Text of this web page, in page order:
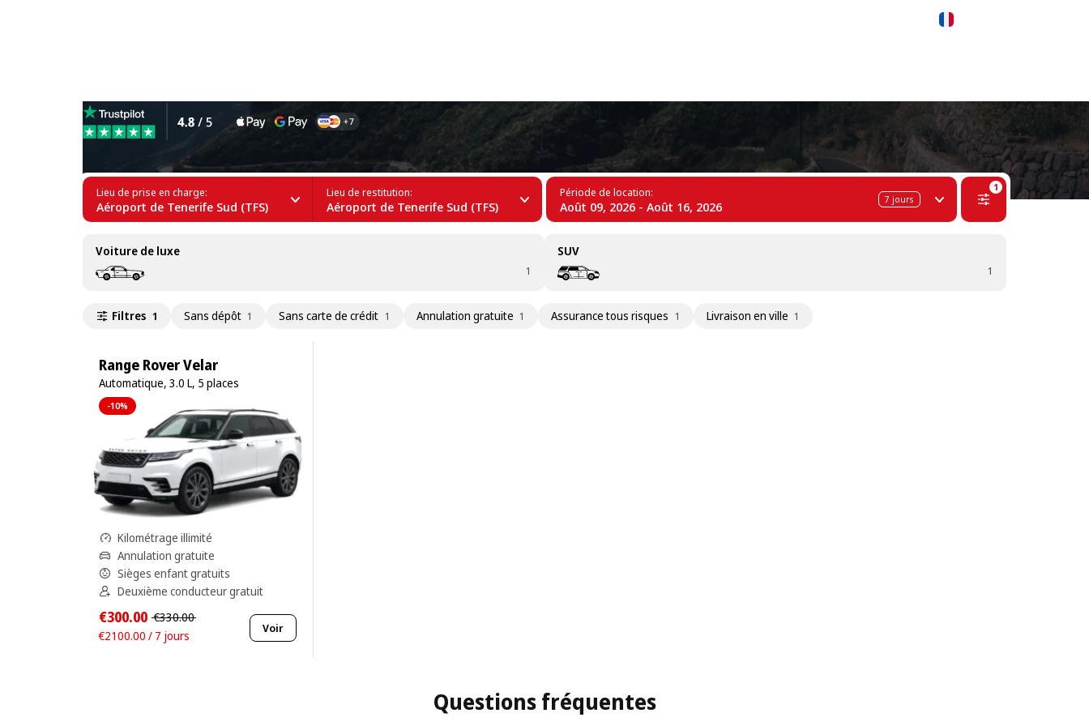
Lieu de prise en charge:
Aéroport de Tenerife Sud (TFS)
Lieu de restitution:
Aéroport de Tenerife Sud (TFS)
Période de location:
Août 09, 2026 - Août 16, 2026 7 jours
1
Voiture de luxe
1
SUV
1
Filtres 1 Sans dépôt 1 Sans carte de crédit 1 Annulation gratuite 1 Assurance tous risques 1 Livraison en ville 1
Range Rover Velar
Automatique, 3.0 L, 5 places
-10%
Kilométrage illimité
Annulation gratuite
Sièges enfant gratuits
Deuxième conducteur gratuit
€300.00 €330.00
€2100.00 / 7 jours
Voir
Questions fréquentes